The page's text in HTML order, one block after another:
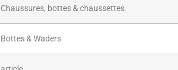
Chaussures, bottes & chaussettes
Bottes & Waders